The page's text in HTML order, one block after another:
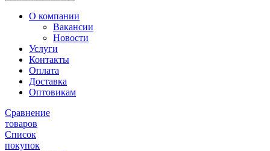
О компании
Вакансии
Новости
Услуги
Контакты
Оплата
Доставка
Оптовикам
Сравнение
товаров
Список
покупок